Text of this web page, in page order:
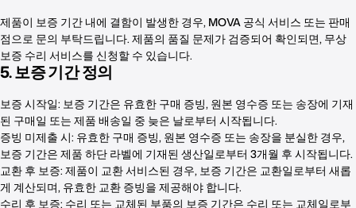
제품이 보증 기간 내에 결함이 발생한 경우, MOVA 공식 서비스 또는 판매
점으로 문의 부탁드립니다. 제품의 품질 문제가 검증되어 확인되면, 무상
보증 수리 서비스를 신청할 수 있습니다.
5. 보증 기간 정의
보증 시작일: 보증 기간은 유효한 구매 증빙, 원본 영수증 또는 송장에 기재
된 구매일 또는 제품 배송일 중 늦은 날로부터 시작됩니다.
증빙 미제출 시: 유효한 구매 증빙, 원본 영수증 또는 송장을 분실한 경우,
보증 기간은 제품 하단 라벨에 기재된 생산일로부터 3개월 후 시작됩니다.
교환 후 보증: 제품이 교환 서비스된 경우, 보증 기간은 교환일로부터 새롭
게 계산되며, 유효한 교환 증빙을 제공해야 합니다.
수리 후 보증: 수리 또는 교체된 부품의 보증 기간은 수리 또는 교체일로부